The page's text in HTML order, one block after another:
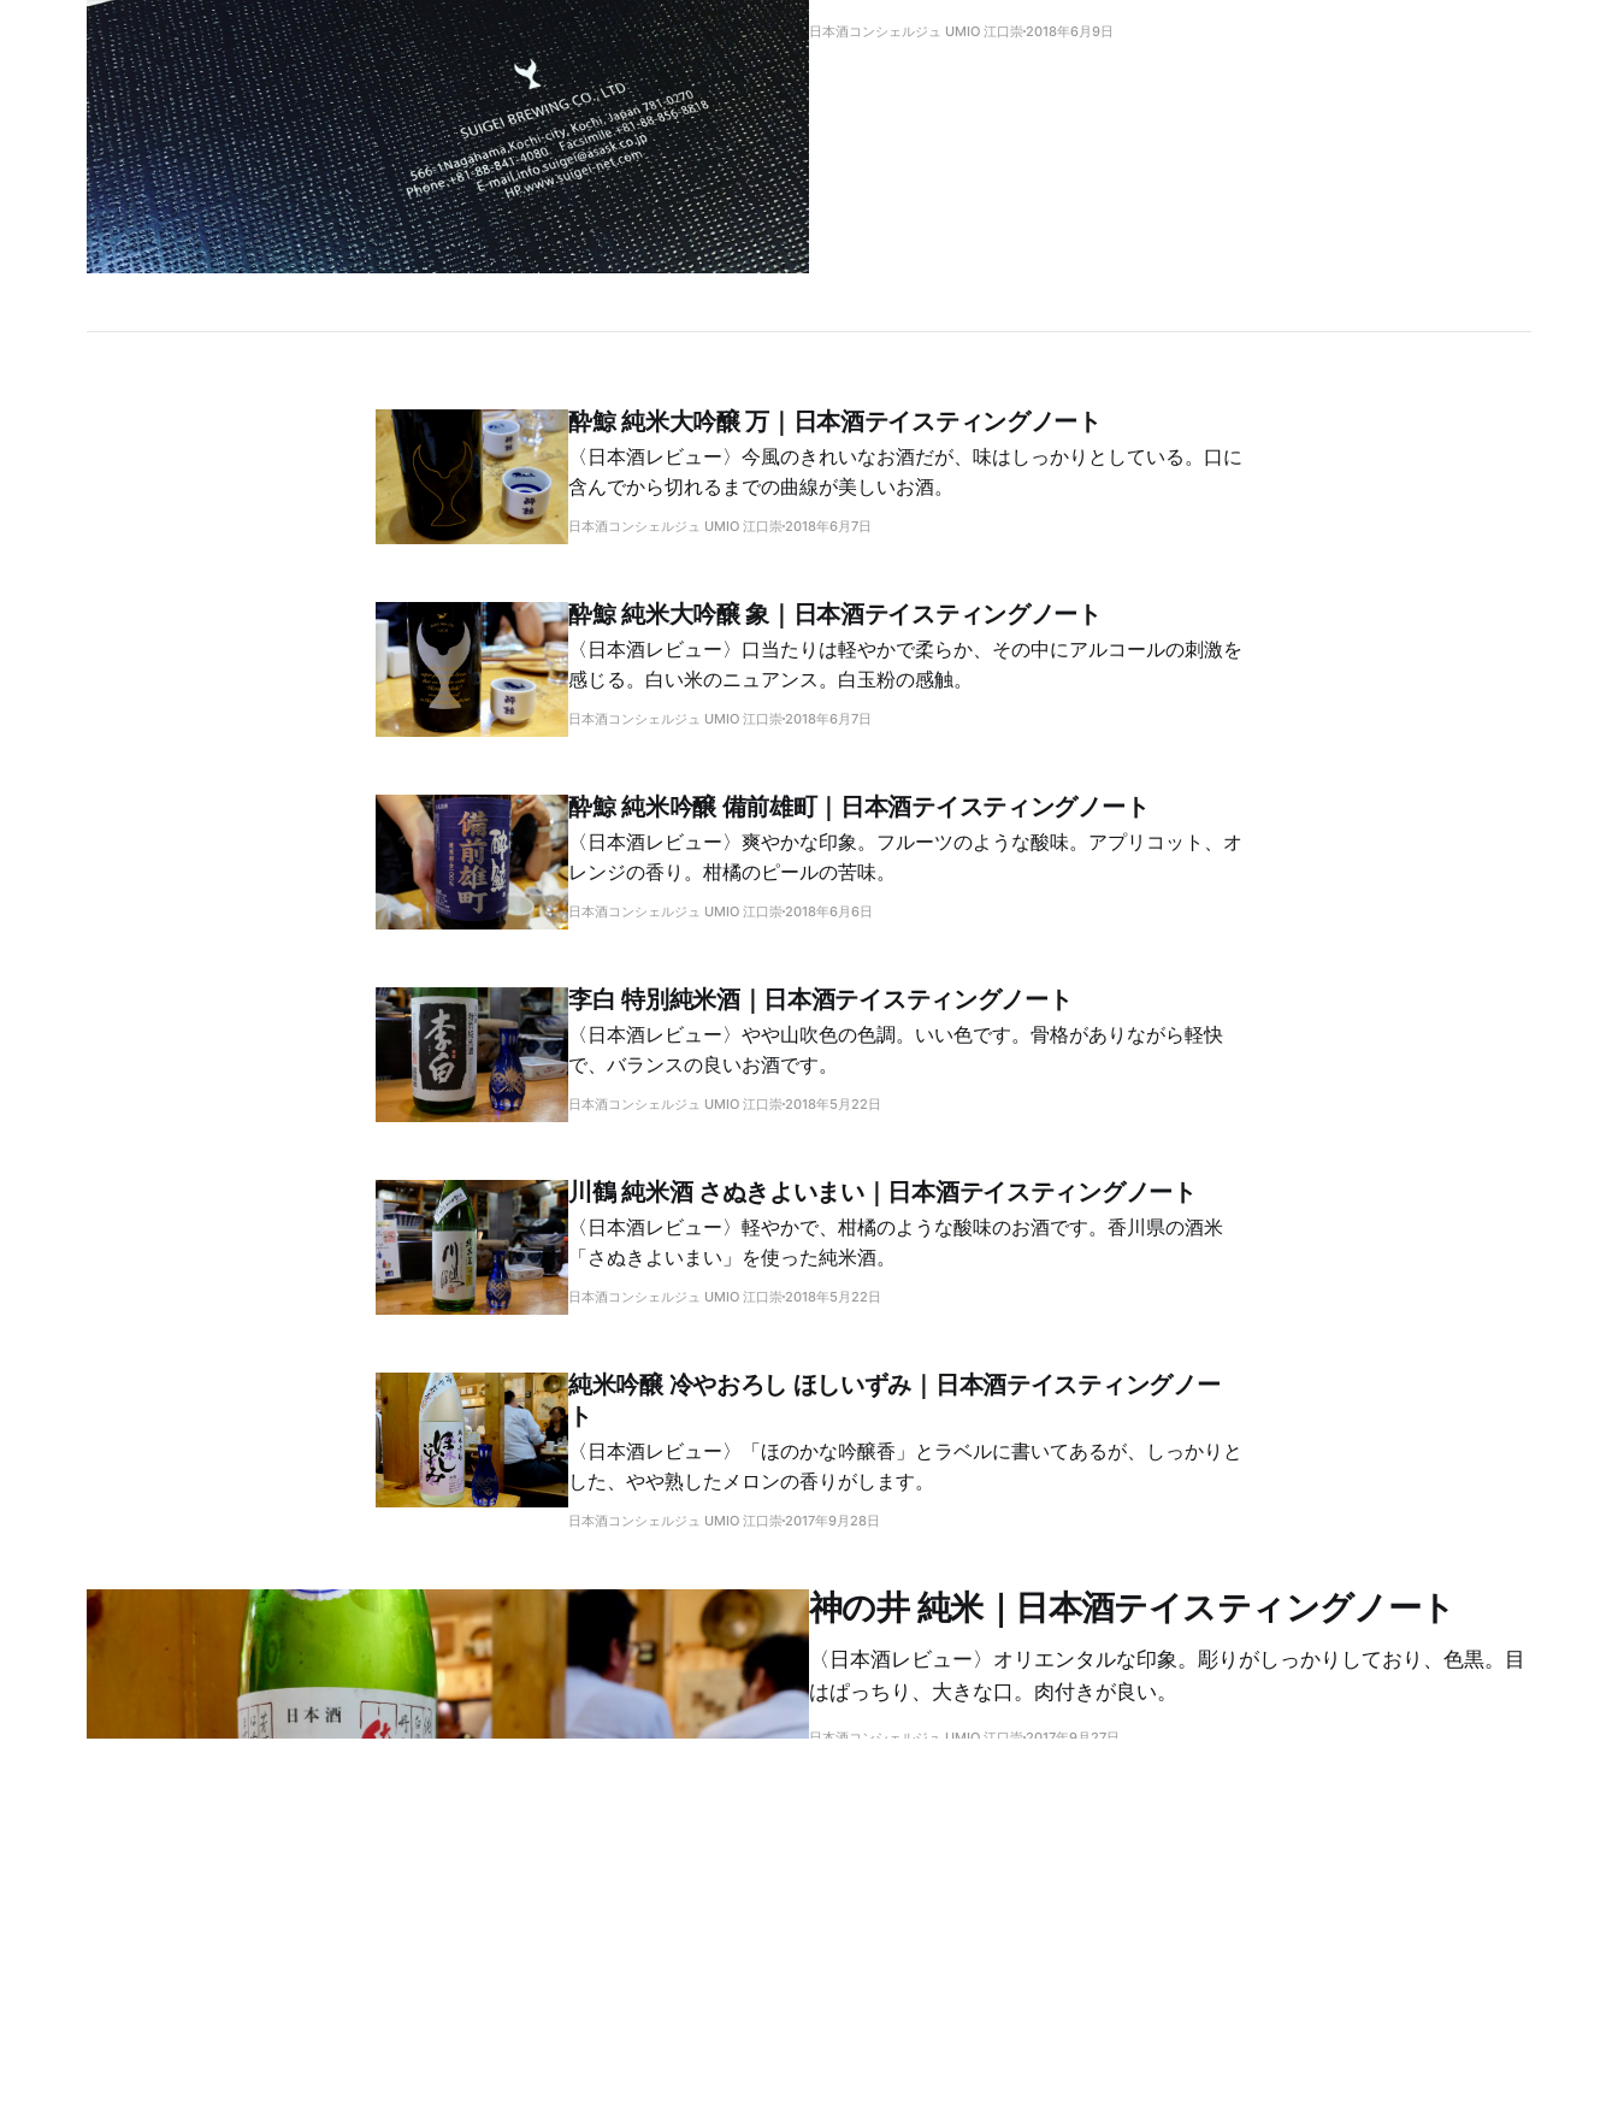
日本酒コンシェルジュ UMIO 江口崇 2018年6月9日
酔鯨 純米大吟醸 万｜日本酒テイスティングノート
〈日本酒レビュー〉今風のきれいなお酒だが、味はしっかりとしている。口に
含んでから切れるまでの曲線が美しいお酒。
日本酒コンシェルジュ UMIO 江口崇 2018年6月7日
酔鯨 純米大吟醸 象｜日本酒テイスティングノート
〈日本酒レビュー〉口当たりは軽やかで柔らか、その中にアルコールの刺激を
感じる。白い米のニュアンス。白玉粉の感触。
日本酒コンシェルジュ UMIO 江口崇 2018年6月7日
酔鯨 純米吟醸 備前雄町｜日本酒テイスティングノート
〈日本酒レビュー〉爽やかな印象。フルーツのような酸味。アプリコット、オ
レンジの香り。柑橘のピールの苦味。
日本酒コンシェルジュ UMIO 江口崇 2018年6月6日
李白 特別純米酒｜日本酒テイスティングノート
〈日本酒レビュー〉やや山吹色の色調。いい色です。骨格がありながら軽快
で、バランスの良いお酒です。
日本酒コンシェルジュ UMIO 江口崇 2018年5月22日
川鶴 純米酒 さぬきよいまい｜日本酒テイスティングノート
〈日本酒レビュー〉軽やかで、柑橘のような酸味のお酒です。香川県の酒米
「さぬきよいまい」を使った純米酒。
日本酒コンシェルジュ UMIO 江口崇 2018年5月22日
純米吟醸 冷やおろし ほしいずみ｜日本酒テイスティングノー
ト
〈日本酒レビュー〉「ほのかな吟醸香」とラベルに書いてあるが、しっかりと
した、やや熟したメロンの香りがします。
日本酒コンシェルジュ UMIO 江口崇 2017年9月28日
神の井 純米｜日本酒テイスティングノート
〈日本酒レビュー〉オリエンタルな印象。彫りがしっかりしており、色黒。目
はぱっちり、大きな口。肉付きが良い。
日本酒コンシェルジュ UMIO 江口崇 2017年9月27日